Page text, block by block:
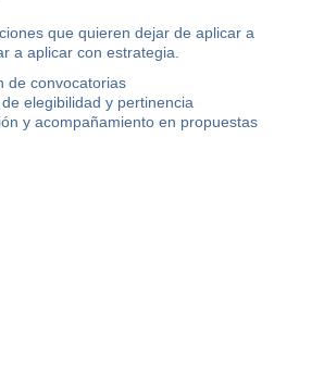
que quieren dejar de aplicar a
a aplicar con estrategia.
de convocatorias
elegibilidad y pertinencia
y acompañamiento en propuestas